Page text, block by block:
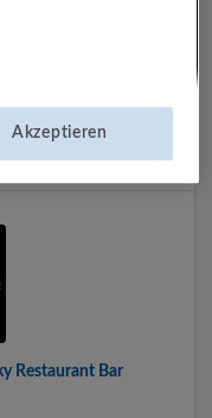
Restaurant Bar
Akzeptieren